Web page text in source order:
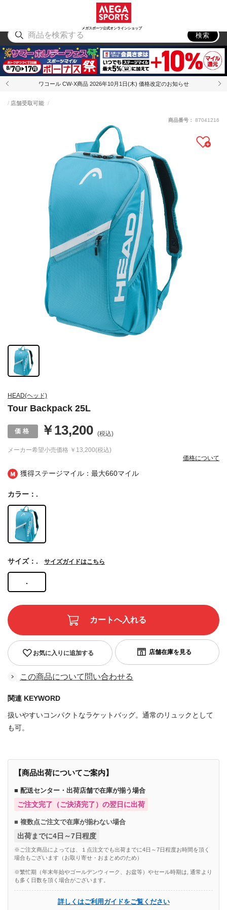
メガスポーツ公式オンラインショップ
アウトドア
検索
ワコール CW-X商品 2026年10月1日(木) 価格改定のお知らせ
獲得ステージマイル：最大660マイル
HEAD(ヘッド)
Tour Backpack 25L
店舗受取可能
メーカー希望小売価格 ￥13,200(税込)
￥13,200 (税込)
価格について
商品番号： 87041216
カラー：.
.
サイズ：. サイズガイドはこちら
お気に入りに追加する
この商品について問い合わせる
関連 KEYWORD
扱いやすいコンパクトなラケットバッグ。通常のリュックとして
も可。
【商品出荷についてご案内】
■ 配送センター・出荷店舗で在庫が揃う場合
ご注文完了（ご決済完了）の翌日に出荷
■ 複数点ご注文で在庫が揃わない場合
出荷までに4日～7日程度
※ご注文商品によっては、１点注文でも出荷までに4日～7日程度お時間を頂く
場合もございます（お取り寄せ・おまとめのため）
※繁忙期（年末年始やゴールデンウィーク、お盆等）やセール時期は, 通常より
も多く日数を頂く場合がございます。
詳しくはご利用ガイドをご覧ください